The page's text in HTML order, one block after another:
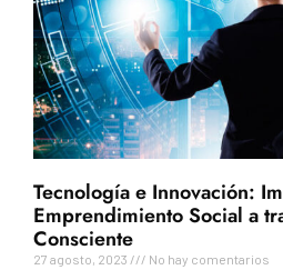
Tecnología e Innovación:
Emprendimiento Social a
Consciente
27 agosto, 2023 No hay comentarios